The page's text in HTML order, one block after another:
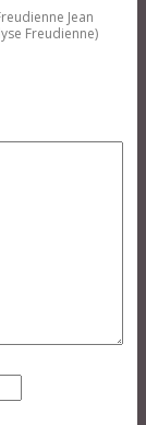
Jean
Freudienne)